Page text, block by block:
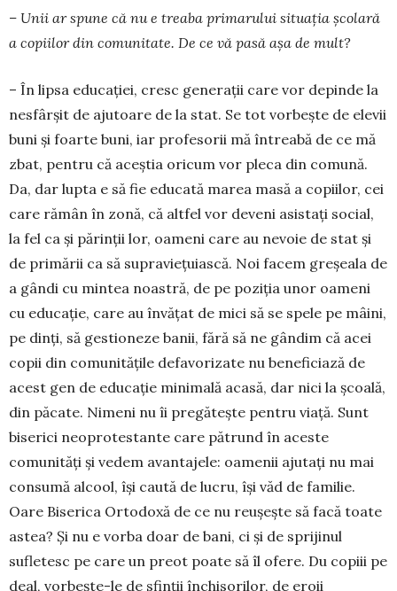
– Unii ar spune că nu e treaba primarului situația școlară
a copiilor din comunitate. De ce vă pasă așa de mult?
– În lipsa educației, cresc generații care vor depinde la
nesfârșit de ajutoare de la stat. Se tot vorbește de elevii
buni și foarte buni, iar profesorii mă întreabă de ce mă
zbat, pentru că aceștia oricum vor pleca din comună.
Da, dar lupta e să fie educată marea masă a copiilor, cei
care rămân în zonă, că altfel vor deveni asistați social,
la fel ca și părinții lor, oameni care au nevoie de stat și
de primării ca să supraviețuiască. Noi facem greșeala de
a gândi cu mintea noastră, de pe poziția unor oameni
cu educație, care au învățat de mici să se spele pe mâini,
pe dinți, să gestioneze banii, fără să ne gândim că acei
copii din comunitățile defavorizate nu beneficiază de
acest gen de educație minimală aca­să, dar nici la școală,
din păcate. Nimeni nu îi pregătește pentru viață. Sunt
biserici neoprotestante care pătrund în aceste
comunități și vedem avantajele: oamenii ajutați nu mai
consumă alcool, își caută de lucru, își văd de familie.
Oare Biserica Ortodoxă de ce nu reușește să facă toate
astea? Și nu e vorba doar de bani, ci și de sprijinul
sufletesc pe care un preot poate să îl ofere. Du copiii pe
deal, vorbește-le de sfinții închisorilor, de eroii